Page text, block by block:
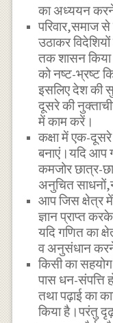
का अध्ययन करने
परिवार,समाज
उठाकर
तक शासन
को नष्ट-भ्रष्ट
इसलिए देश की
दूसरे की
में काम करें।
कक्षा में एक-
बनाएं।यदि आप
कमजोर छात्र-
अनुचित
आप जिस क्षेत्र
ज्ञान प्राप्त
यदि गणित का
व अनुसंधान
किसी का
पास धन-संपत्ति
तथा पढ़ाई का
किया है।परंतु